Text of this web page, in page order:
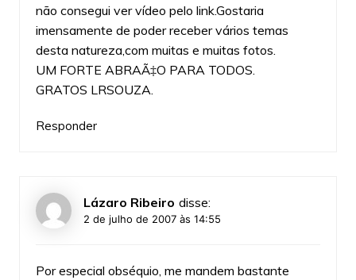
não consegui ver vídeo pelo link.Gostaria
imensamente de poder receber vários temas
desta natureza,com muitas e muitas fotos.
UM FORTE ABRAÃ‡O PARA TODOS.
GRATOS LRSOUZA.
Responder
Lázaro Ribeiro disse:
2 de julho de 2007 às 14:55
Por especial obséquio, me mandem bastante